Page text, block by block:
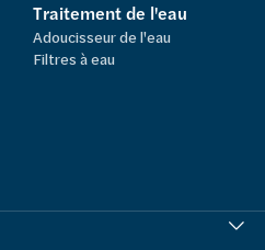
Traitement de l'eau
Adoucisseur de l'eau
Filtres à eau